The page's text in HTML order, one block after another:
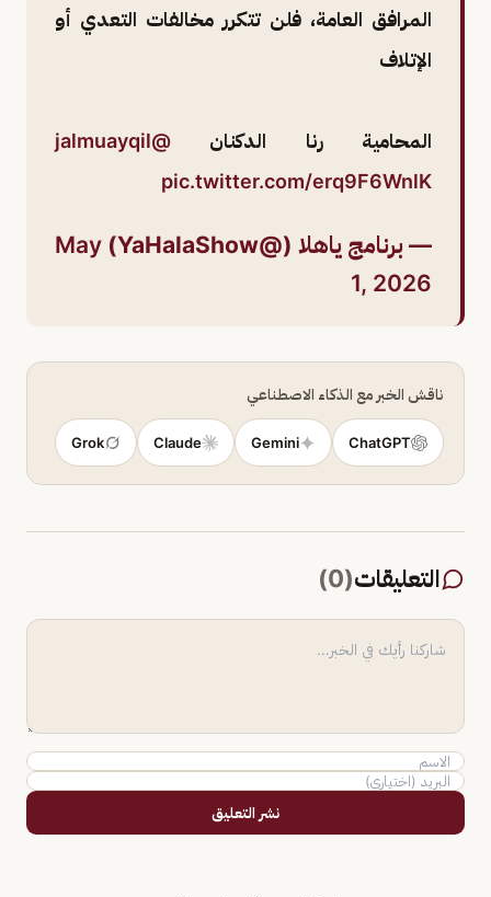
المرافق العامة، فلن تتكرر مخالفات التعدي أو
الإتلاف
المحامية رنا الدكنان @jalmuayqil
pic.twitter.com/erq9F6WnlK
— برنامج ياهلا (@YaHalaShow)
May
1, 2026
ناقش الخبر مع الذكاء الاصطناعي
ChatGPT
Gemini
Claude
Grok
التعليقات(
0
)
نشر التعليق